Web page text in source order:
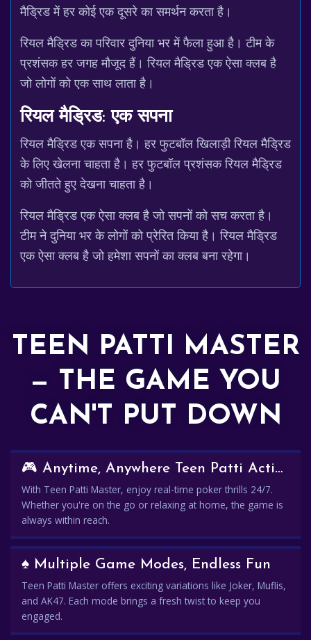
मैड्रिड में हर कोई एक दूसरे का समर्थन करता है।
रियल मैड्रिड का परिवार दुनिया भर में फैला हुआ है। टीम के
प्रशंसक हर जगह मौजूद हैं। रियल मैड्रिड एक ऐसा क्लब है
जो लोगों को एक साथ लाता है।
रियल मैड्रिड: एक सपना
रियल मैड्रिड एक सपना है। हर फुटबॉल खिलाड़ी रियल मैड्रिड
के लिए खेलना चाहता है। हर फुटबॉल प्रशंसक रियल मैड्रिड
को जीतते हुए देखना चाहता है।
रियल मैड्रिड एक ऐसा क्लब है जो सपनों को सच करता है।
टीम ने दुनिया भर के लोगों को प्रेरित किया है। रियल मैड्रिड
एक ऐसा क्लब है जो हमेशा सपनों का क्लब बना रहेगा।
TEEN PATTI MASTER
— THE GAME YOU
CAN'T PUT DOWN
🎮 Anytime, Anywhere Teen Patti Action
With Teen Patti Master, enjoy real-time poker thrills 24/7.
Whether you're on the go or relaxing at home, the game is
always within reach.
♠️ Multiple Game Modes, Endless Fun
Teen Patti Master offers exciting variations like Joker, Muflis,
and AK47. Each mode brings a fresh twist to keep you
engaged.